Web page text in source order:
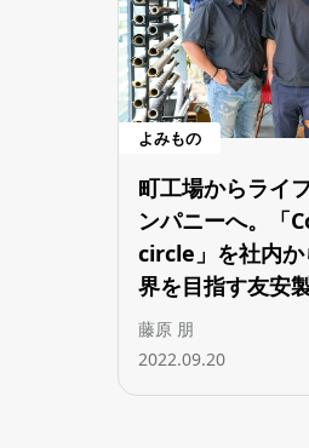
よみもの
町工場からライ
ンパニーへ。「
circle」を社内
界を目指す友安
藤原 朋
2022.09.20